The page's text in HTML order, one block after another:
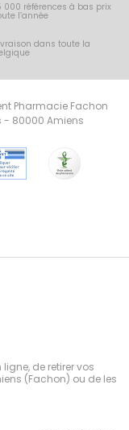
000 références à bas prix
l’année
dans toute la
Pharmacie Fachon
- 80000 Amiens
de retirer vos
(Fachon) ou de les